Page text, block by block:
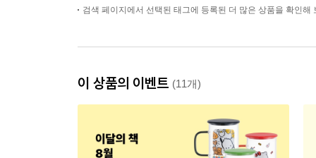
검색 페이지에서 선택된 태그에 등록된 더 많은 상품을 확인해
이 상품의 이벤트 (11개)